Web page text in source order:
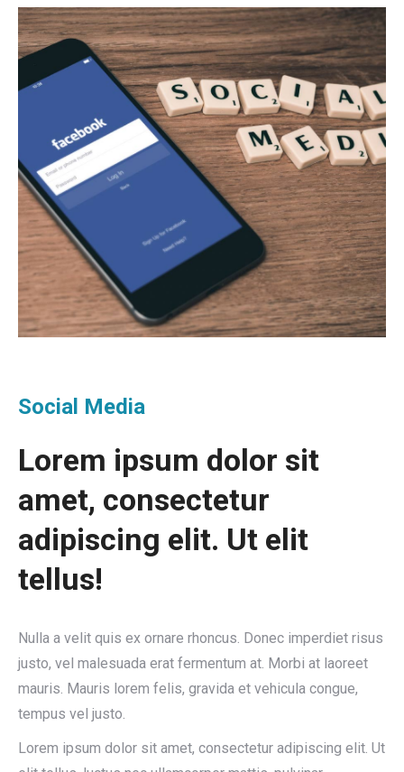
Social Media
Lorem ipsum dolor sit
amet, consectetur
adipiscing elit. Ut elit
tellus!
Nulla a velit quis ex ornare rhoncus. Donec imperdiet risus
justo, vel malesuada erat fermentum at. Morbi at laoreet
mauris. Mauris lorem felis, gravida et vehicula congue,
tempus vel justo.
Lorem ipsum dolor sit amet, consectetur adipiscing elit. Ut